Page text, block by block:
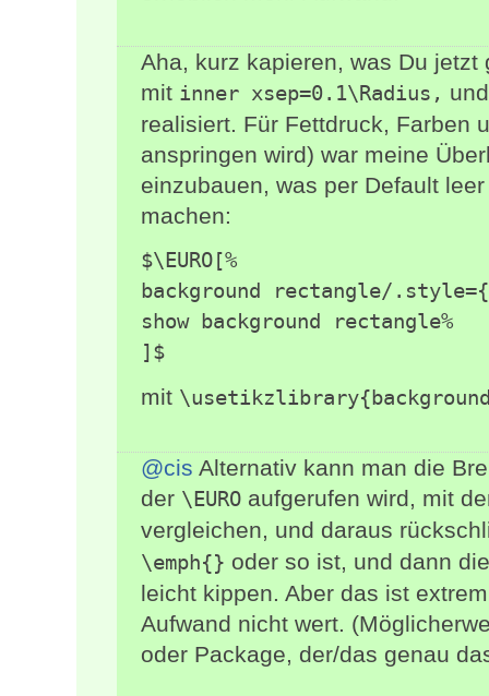
Aha, kurz kapieren, was Du
mit inner xsep=0.1\Radius,
realisiert. Für Fettdruck, Farben
anspringen wird) war meine
einzubauen, was per Default
machen:
$\EURO[%
background rectangle/
show background rectangle%
]$
mit
@cis Alternativ kann man die
der \EURO aufgerufen wird, mit
vergleichen, und daraus
\emph{} oder so ist, und dann
leicht kippen. Aber das ist
Aufwand nicht wert.
oder Package, der/das genau